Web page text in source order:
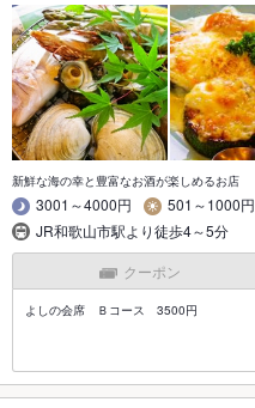
新鮮な海の幸と豊富なお酒が楽しめるお店
3001～4000円
501～1000円
JR和歌山市駅より徒歩4～5分
クーポン
よしの会席 Ｂコース 3500円